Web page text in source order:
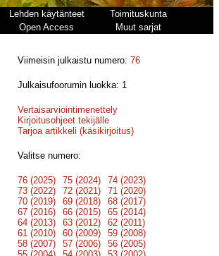
Lehden käytänteet
Toimituskunta
Open Access Muut sarjat
Viimeisin julkaistu numero:76
Julkaisufoorumin luokka: 1
Vertaisarviointimenettely
Kirjoitusohjeet tekijälle
Tarjoa artikkeli (käsikirjoitus)
Valitse numero:
76 (2025) 75 (2024)
74 (2023)
73 (2022)
72 (2021)
71 (2020)
70 (2019)
69 (2018)
68 (2017)
67 (2016)
66 (2015)
65 (2014)
64 (2013)
63 (2012)
62 (2011)
61 (2010)
60 (2009)
59 (2008)
58 (2007)
57 (2006)
56 (2005)